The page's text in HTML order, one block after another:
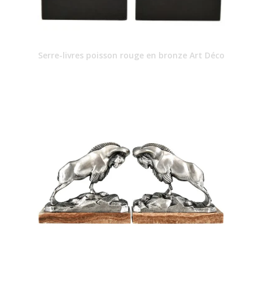
Serre-livres poisson rouge en bronze Art Déco